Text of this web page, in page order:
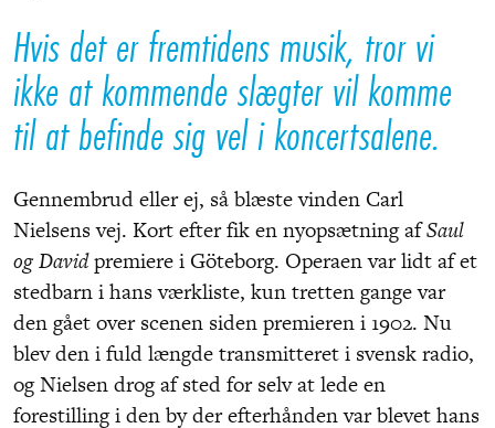
Hvis det er fremtidens musik, tror vi
ikke at kommende slægter vil komme
til at befinde sig vel i koncertsalene.
Gennembrud eller ej, så blæste vinden Carl
Nielsens vej. Kort efter fik en nyopsætning afSaul
og Davidpremiere i Göteborg. Operaen var lidt af et
stedbarn i hans værkliste, kun tretten gange var
den gået over scenen siden premieren i 1902. Nu
blev den i fuld længde transmitteret i svensk radio,
og Nielsen drog af sted for selv at lede en
forestilling i den by der efterhånden var blevet hans